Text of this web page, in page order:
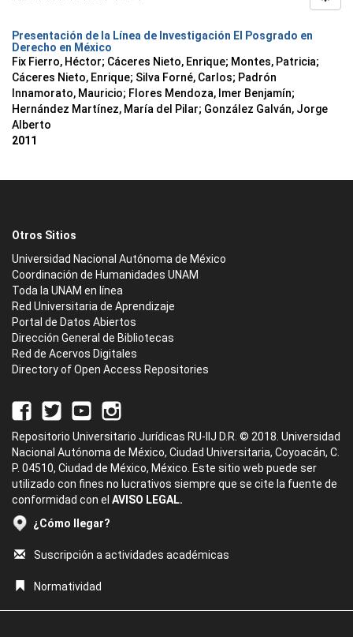
Presentación de la Línea de Investigación El Posgrado en
Derecho en México
Fix Fierro, Héctor; Cáceres Nieto, Enrique; Montes, Patricia;
Cáceres Nieto, Enrique; Silva Forné, Carlos; Padrón
Innamorato, Mauricio; Flores Mendoza, Imer Benjamín;
Hernández Martínez, María del Pilar; González Galván, Jorge
Alberto
2011
Otros Sitios
Universidad Nacional Autónoma de México
Coordinación de Humanidades UNAM
Toda la UNAM en línea
Red Universitaria de Aprendizaje
Portal de Datos Abiertos
Dirección General de Bibliotecas
Red de Acervos Digitales
Directory of Open Access Repositories
Repositorio Universitario Jurídicas RU-IIJ D.R. © 2018. Universidad
Nacional Autónoma de México, Ciudad Universitaria, Coyoacán, C.
P. 04510, Ciudad de México, México. Este sitio web puede ser
utilizado con fines no lucrativos siempre que se cite la fuente de
conformidad con el AVISO LEGAL.
¿Cómo llegar?
Suscripción a actividades académicas
Normatividad